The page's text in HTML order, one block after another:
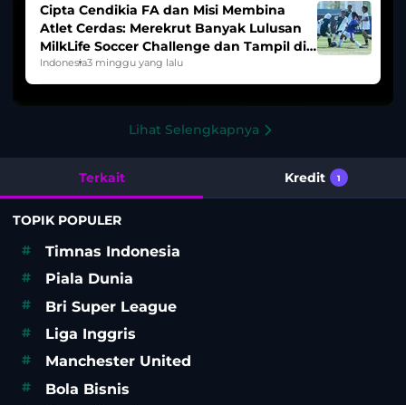
Cipta Cendikia FA dan Misi Membina
Atlet Cerdas: Merekrut Banyak Lulusan
MilkLife Soccer Challenge dan Tampil di
HYDROPLUS Soccer League
Indonesia3 minggu yang lalu
Lihat Selengkapnya
Terkait Kredit 1
TOPIK POPULER
#
Timnas Indonesia
# Piala Dunia
# Bri Super League
# Liga Inggris
# Manchester United
# Bola Bisnis